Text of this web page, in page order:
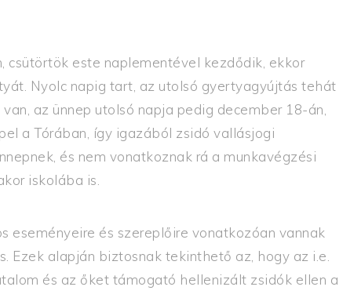
csütörtök este naplementével kezdődik, ekkor
Nyolc napig tart, az utolsó gyertyagyújtás tehát
az ünnep utolsó napja pedig december 18-án,
a Tórában, így igazából zsidó vallásjogi
és nem vonatkoznak rá a munkavégzési
iskolába is.
eseményeire és szereplőire vonatkozóan vannak
Ezek alapján biztosnak tekinthető az, hogy az i.e.
és az őket támogató hellenizált zsidók ellen a